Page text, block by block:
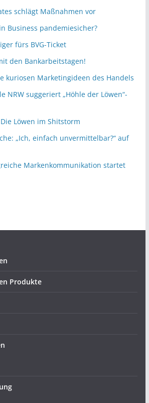
schlägt Maßnahmen vor
Business pandemiesicher?
fürs BVG-Ticket
den Bankarbeitstagen!
kuriosen Marketingideen des Handels
NRW suggeriert „Höhle der Löwen“-
Löwen im Shitstorm
„Ich, einfach unvermittelbar?“ auf
Markenkommunikation startet
Produkte